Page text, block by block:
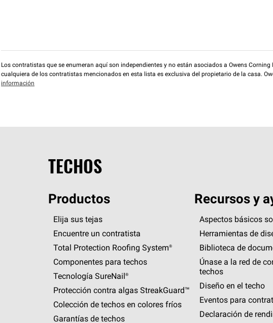
Los contratistas que se enumeran aquí son independientes y no están asociados a Owens
cualquiera de los contratistas mencionados en esta lista es exclusiva del propietario de la casa.
información
TECHOS
Productos
Elija sus tejas
Encuentre un contratista
Total Protection Roofing System®
Componentes para techos
Tecnología SureNail®
Protección contra algas StreakGuard™
Colección de techos en colores fríos
Garantías de techos
Recursos y
Aspectos básicos
Herramientas de
Biblioteca de
Únase a la red de
techos
Diseño en el techo
Eventos para
Declaración de